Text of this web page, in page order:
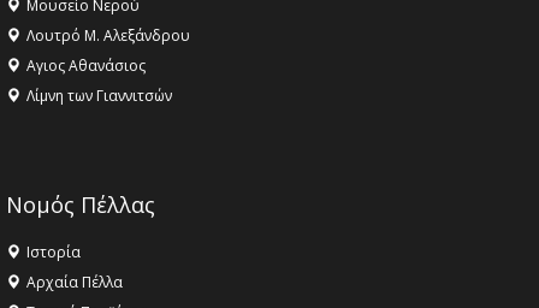
Μουσείο Νερού
Λουτρό Μ. Αλεξάνδρου
Αγιος Αθανάσιος
Λίμνη των Γιαννιτσών
Νομός Πέλλας
Ιστορία
Αρχαία Πέλλα